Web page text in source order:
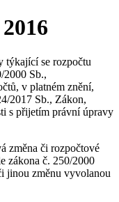
týkající se rozpočtu
2000 Sb.,
v platném znění,
2017 Sb., Zákon,
s přijetím právní úpravy
změna či rozpočtové
zákona č. 250/2000
jinou změnu vyvolanou